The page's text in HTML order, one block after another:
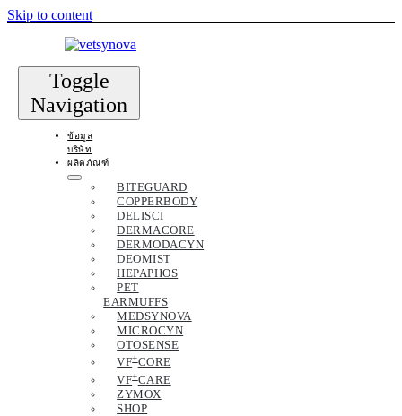
Skip to content
Toggle
Navigation
ข้อมูล
บริษัท
ผลิตภัณฑ์
BITEGUARD
COPPERBODY
DELISCI
DERMACORE
DERMODACYN
DEOMIST
HEPAPHOS
PET
EARMUFFS
MEDSYNOVA
MICROCYN
OTOSENSE
VF+CORE
VF+CARE
ZYMOX
SHOP